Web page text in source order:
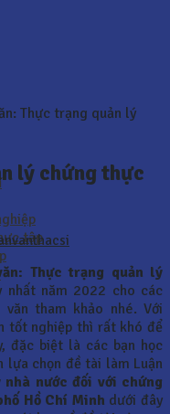
tập
Thực trạng quản lý
lý chứng thực
Thực trạng quản lý
nhất năm 2022 cho các
tham khảo nhé. Với
tốt nghiệp thì rất khó để
đặc biệt là các bạn học
lựa chọn đề tài làm Luận
nhà nước đối với chứng
Hồ Chí Minh dưới đây